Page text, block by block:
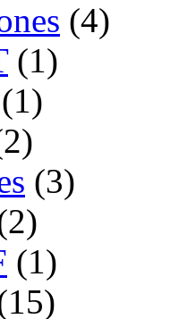
(4)
(1)
(3)
(1)